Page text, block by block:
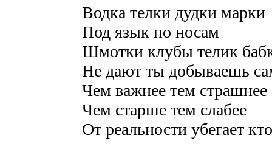
Водка телки дудки марки
Под язык по носам
Шмотки клубы телик
Не дают ты добываешь
Чем важнее тем страшнее
Чем старше тем слабее
От реальности убегает